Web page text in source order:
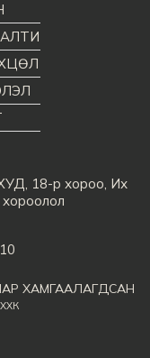
18-р хороо, Их
хороолол
ХАМГААЛАГДСАН